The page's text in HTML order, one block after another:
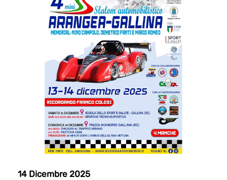
14 Dicembre 2025